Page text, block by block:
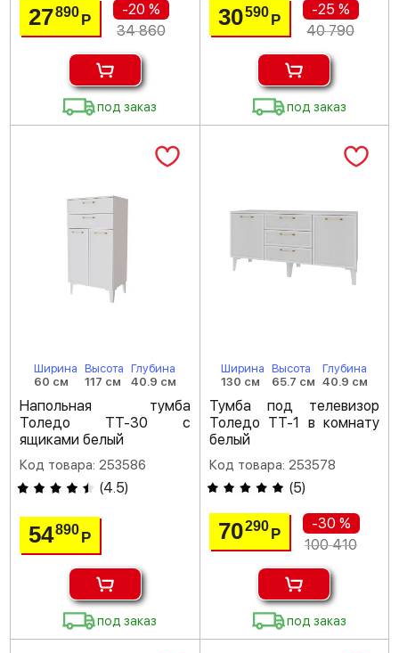
27890Р
-20 %
34 860
под заказ
30590 Р
-25 %
40 790
под заказ
Ширина
60 см
Высота
117 см
Глубина
40.9 см
Напольная тумба
Толедо ТТ-30 с
ящиками белый
Код товара: 253586
(4.5)
54890Р
под заказ
Ширина
130 см
Высота
65.7 см
Глубина
40.9 см
Тумба под телевизор
Толедо ТТ-1 в комнату
белый
Код товара: 253578
(5)
70290 Р
-30 %
100 410
под заказ